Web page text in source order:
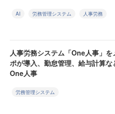
AI 労務管理システム 人事労務
人事労務システム「One人事」
ポが導入、勤怠管理、給与計算
One人事
労務管理システム